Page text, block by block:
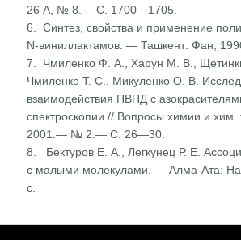
26 А, № 8.— С. 1700—1705.
6. Синтез, свойства и применение
N-виниллактамов. — Ташкент: Фан,
7. Чмиленко Ф. А., Харун М. В.,
Чмиленко Т. С., Микуленко О. В.
взаимодействия ПВПД с
спектроскопии // Вопросы химии и
2001.— № 2.— С. 26—30.
8. Бектуров Е. А., Легкунец Р. Е.
с малыми молекулами. — Алма-Ата:
с.